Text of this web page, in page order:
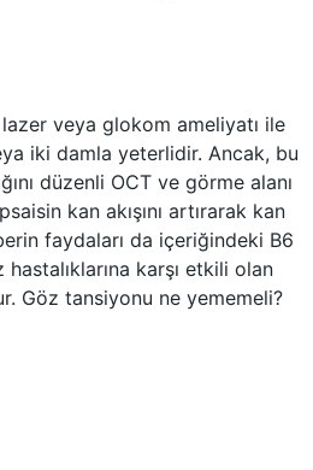
veya glokom ameliyatı ile
iki damla yeterlidir. Ancak, bu
düzenli OCT ve görme alanı
kan akışını artırarak kan
faydaları da içeriğindeki B6
karşı etkili olan
Göz tansiyonu ne yememeli?